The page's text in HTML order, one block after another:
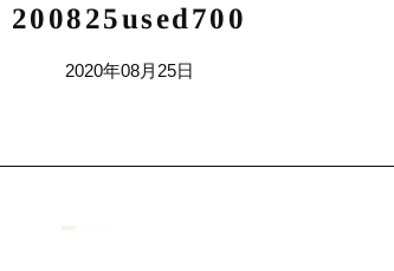
200825used700
2020年08月25日